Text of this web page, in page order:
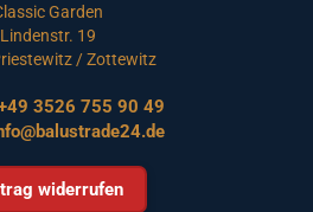
Garden
Lindenstr. 19
/ Zottewitz
3526 755 90 49
widerrufen